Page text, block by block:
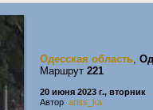
Одесская область,
Маршрут 221
20 июня 2023 г., вторник
Автор: ariss_ka